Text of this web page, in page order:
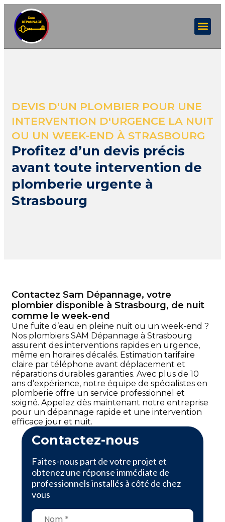
DEVIS D'UN PLOMBIER POUR UNE
INTERVENTION D'URGENCE LA NUIT
OU UN WEEK-END À STRASBOURG
Profitez d’un devis précis
avant toute intervention de
plomberie urgente à
Strasbourg
Contactez Sam Dépannage, votre
plombier disponible à Strasbourg, de nuit
comme le week-end
Une fuite d’eau en pleine nuit ou un week-end ?
Nos plombiers SAM Dépannage à Strasbourg
assurent des interventions rapides en urgence,
même en horaires décalés. Estimation tarifaire
claire par téléphone avant déplacement et
réparations durables garanties. Avec plus de 10
ans d’expérience, notre équipe de spécialistes en
plomberie offre un service professionnel et
soigné. Appelez dès maintenant notre entreprise
pour un dépannage rapide et une intervention
efficace jour et nuit.
Contactez-nous
Faites-nous part de votre projet et
obtenez une réponse immédiate de
professionnels installés à côté de chez
vous